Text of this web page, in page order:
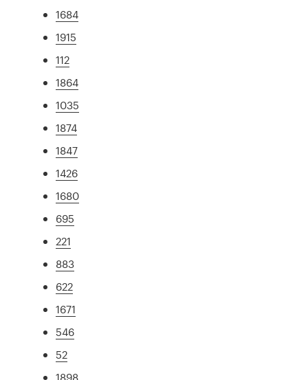
1684
1915
112
1864
1035
1874
1847
1426
1680
695
221
883
622
1671
546
52
1898